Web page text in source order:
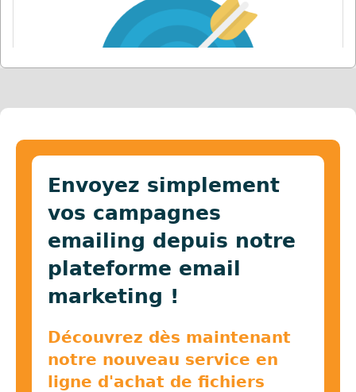
Envoyez simplement
vos campagnes
emailing depuis notre
plateforme email
marketing !
Découvrez dès maintenant
notre nouveau service en
ligne d'achat de fichiers